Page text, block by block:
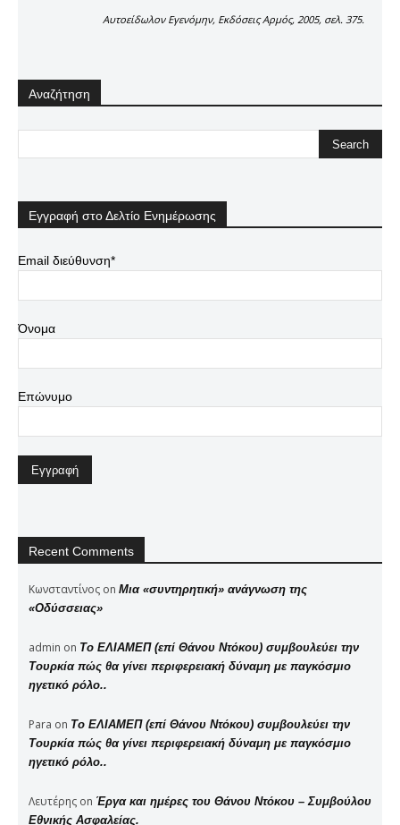
Αυτοείδωλον Εγενόμην, Εκδόσεις Αρμός, 2005, σελ. 375.
Αναζήτηση
Εγγραφή στο Δελτίο Ενημέρωσης
Email διεύθυνση*
Όνομα
Επώνυμο
Recent Comments
Κωνσταντίνος on Μια «συντηρητική» ανάγνωση της
«Οδύσσειας»
admin on Το ΕΛΙΑΜΕΠ (επί Θάνου Ντόκου) συμβουλεύει την
Τουρκία πώς θα γίνει περιφερειακή δύναμη με παγκόσμιο
ηγετικό ρόλο..
Para on Το ΕΛΙΑΜΕΠ (επί Θάνου Ντόκου) συμβουλεύει την
Τουρκία πώς θα γίνει περιφερειακή δύναμη με παγκόσμιο
ηγετικό ρόλο..
Λευτέρης on Έργα και ημέρες του Θάνου Ντόκου – Συμβούλου
Εθνικής Ασφαλείας.